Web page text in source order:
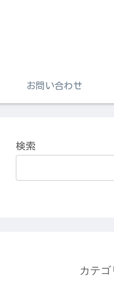
お問い合わせ
検索
カテゴ